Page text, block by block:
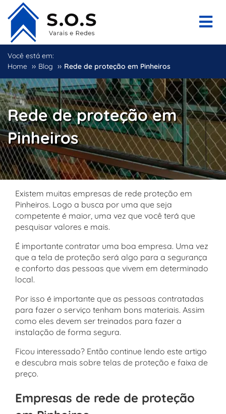
Você está em:
Home ›› Blog ›› Rede de proteção em Pinheiros
Rede de proteção em
Pinheiros
Existem muitas empresas de rede proteção em
Pinheiros. Logo a busca por uma que seja
competente é maior, uma vez que você terá que
pesquisar valores e mais.
É importante contratar uma boa empresa. Uma vez
que a tela de proteção será algo para a segurança
e conforto das pessoas que vivem em determinado
local.
Por isso é importante que as pessoas contratadas
para fazer o serviço tenham bons materiais. Assim
como eles devem ser treinados para fazer a
instalação de forma segura.
Ficou interessado? Então continue lendo este artigo
e descubra mais sobre telas de proteção e faixa de
preço.
Empresas de rede de proteção